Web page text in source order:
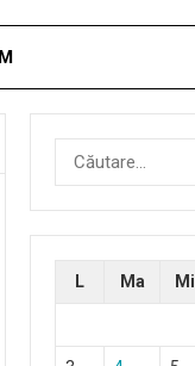
Caută
după:
L Ma Mi